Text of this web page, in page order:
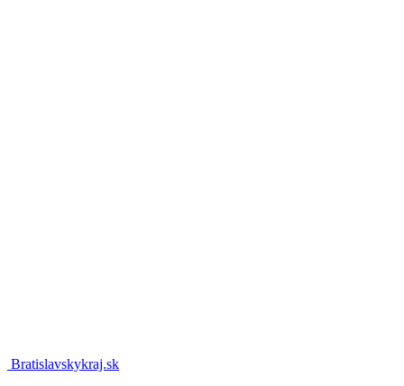
Bratislavskykraj.sk